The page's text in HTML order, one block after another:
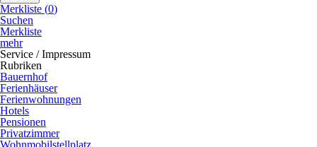
Merkliste (0)
Suchen
Merkliste
mehr
Service / Impressum
Rubriken
Bauernhof
Ferienhäuser
Ferienwohnungen
Hotels
Pensionen
Privatzimmer
Wohnmobilstellplatz